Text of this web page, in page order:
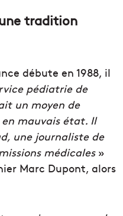
une tradition
débute en 1988, il
pédiatrie de
un moyen de
mauvais état. Il
une journaliste de
médicales»
Marc Dupont, alors